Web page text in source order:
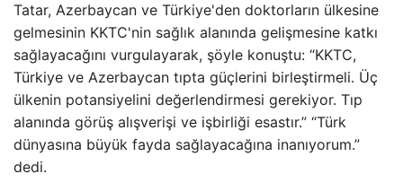
Tatar, Azerbaycan ve Türkiye'den doktorların ülkesine
gelmesinin KKTC'nin sağlık alanında gelişmesine katkı
sağlayacağını vurgulayarak, şöyle konuştu: “KKTC,
Türkiye ve Azerbaycan tıpta güçlerini birleştirmeli. Üç
ülkenin potansiyelini değerlendirmesi gerekiyor. Tıp
alanında görüş alışverişi ve işbirliği esastır.” “Türk
dünyasına büyük fayda sağlayacağına inanıyorum.”
dedi.